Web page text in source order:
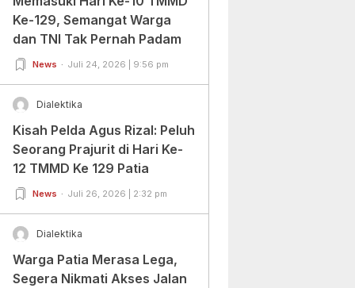
Ke-129, Semangat Warga
dan TNI Tak Pernah Padam
News Juli 24, 2026 | 9:56 pm
Dialektika
Kisah Pelda Agus Rizal: Peluh
Seorang Prajurit di Hari Ke-
12 TMMD Ke 129 Patia
News Juli 26, 2026 | 2:32 pm
Dialektika
Warga Patia Merasa Lega,
Segera Nikmati Akses Jalan